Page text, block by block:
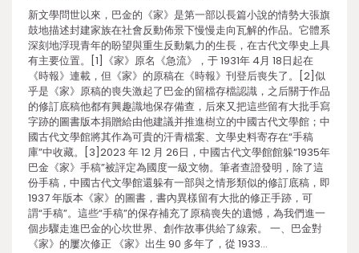
新文學問世以來，巴金的《家》是第一部以長篇小說的情勢大張旗
鼓地描述封建家族在社會反動佈景下慢慢走向瓦解的作品。它體系
深刻地浮現青年的盼望與重生反動氣力的生長，在古代文學史上具
有主要位置。[1]《家》原名《急流》，于 1931年 4月 18日起在
《時報》連載，但《家》的原稿在《時報》刊登后喪失了。[2]似
乎是《家》原稿的喪失激起了巴金的留檔存檔認識，之后關于作品
的修訂底稿他都有興趣識地保存備查，后來又把這些留有大批手寫
字跡的圖書版本捐贈給由他建議并推進樹立的中國古代文學館；中
國古代文學館將其作為可貴的汗青檔案、文學史料寄存在“手稿
庫”中收藏。[3]2023 年 12 月 26日，中國古代文學館館躲“1935年
巴金《家》手稿”被評定為國度一級文物。筆者查證發明，除了這
份手稿，中國古代文學館還躲有一部與之情形類似的修訂底稿，即
1937 年版本《家》的圖書，書內異樣留有大批的修正手跡，可
謂“手稿”。這些“手稿”的保存補充了原稿喪失的遺憾，為我們進一
個步驟走進巴金的心坎世界、創作故事供給了線索。 一、巴金對
《家》的屢次修正 《家》出生 90 多年了，從 1933…